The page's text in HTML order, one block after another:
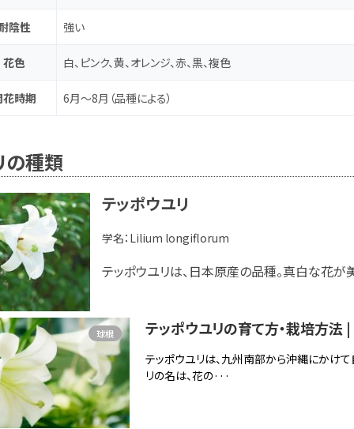
陰性 強い
花色 白、ピンク、黄、オレンジ、赤、黒、複色
花時期 6月～8月（品種による）
の種類
テッポウユリ
学名： Lilium longiflorum
テッポウユリは、日本原産の品種。真白な花が
テッポウユリの育て方・栽培方法
テッポウユリは、九州南部から沖縄にかけ
リの名は、花の···
球根